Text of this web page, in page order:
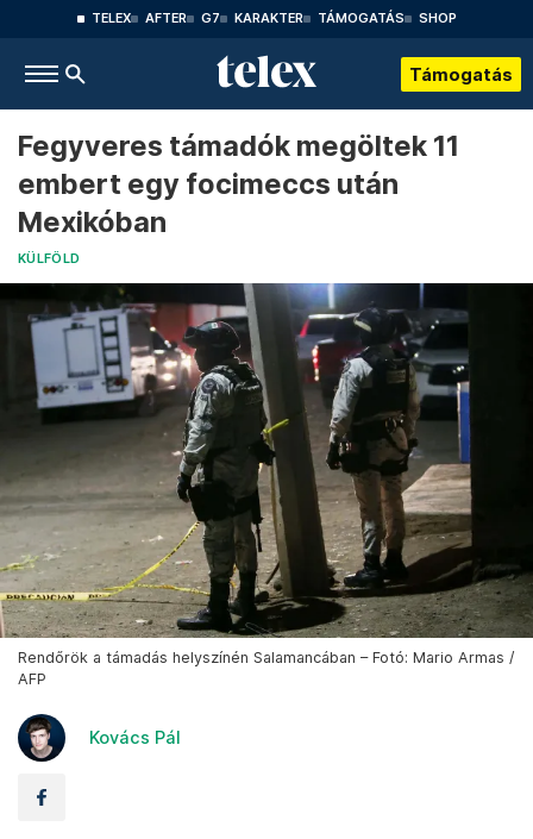
TELEX AFTER G7 KARAKTER TÁMOGATÁS SHOP
Támogatás
Fegyveres támadók megöltek 11
embert egy focimeccs után
Mexikóban
KÜLFÖLD
Rendőrök a támadás helyszínén Salamancában – Fotó: Mario Armas /
AFP
Kovács Pál